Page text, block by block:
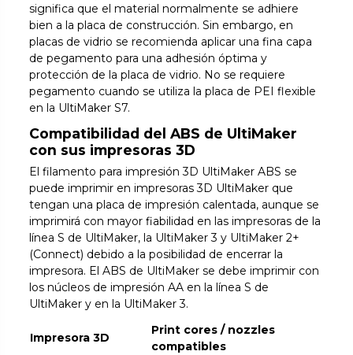
significa que el material normalmente se adhiere
bien a la placa de construcción. Sin embargo, en
placas de vidrio se recomienda aplicar una fina capa
de pegamento para una adhesión óptima y
protección de la placa de vidrio. No se requiere
pegamento cuando se utiliza la placa de PEI flexible
en la UltiMaker S7.
Compatibilidad del ABS de UltiMaker
con sus impresoras 3D
El filamento para impresión 3D UltiMaker ABS se
puede imprimir en impresoras 3D UltiMaker que
tengan una placa de impresión calentada, aunque se
imprimirá con mayor fiabilidad en las impresoras de la
línea S de UltiMaker, la UltiMaker 3 y UltiMaker 2+
(Connect) debido a la posibilidad de encerrar la
impresora. El ABS de UltiMaker se debe imprimir con
los núcleos de impresión AA en la línea S de
UltiMaker y en la UltiMaker 3.
Impresora 3D
Print cores / nozzles
compatibles